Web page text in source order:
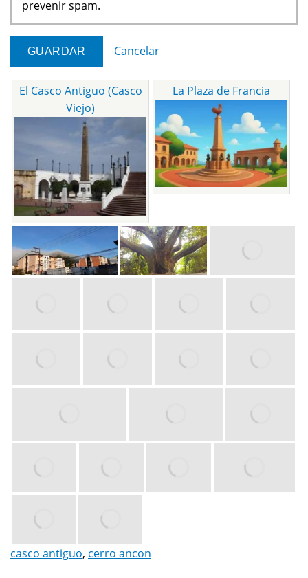
prevenir spam.
Cancelar
El Casco Antiguo (Casco
Viejo)
La Plaza de Francia
casco antiguo, cerro ancon